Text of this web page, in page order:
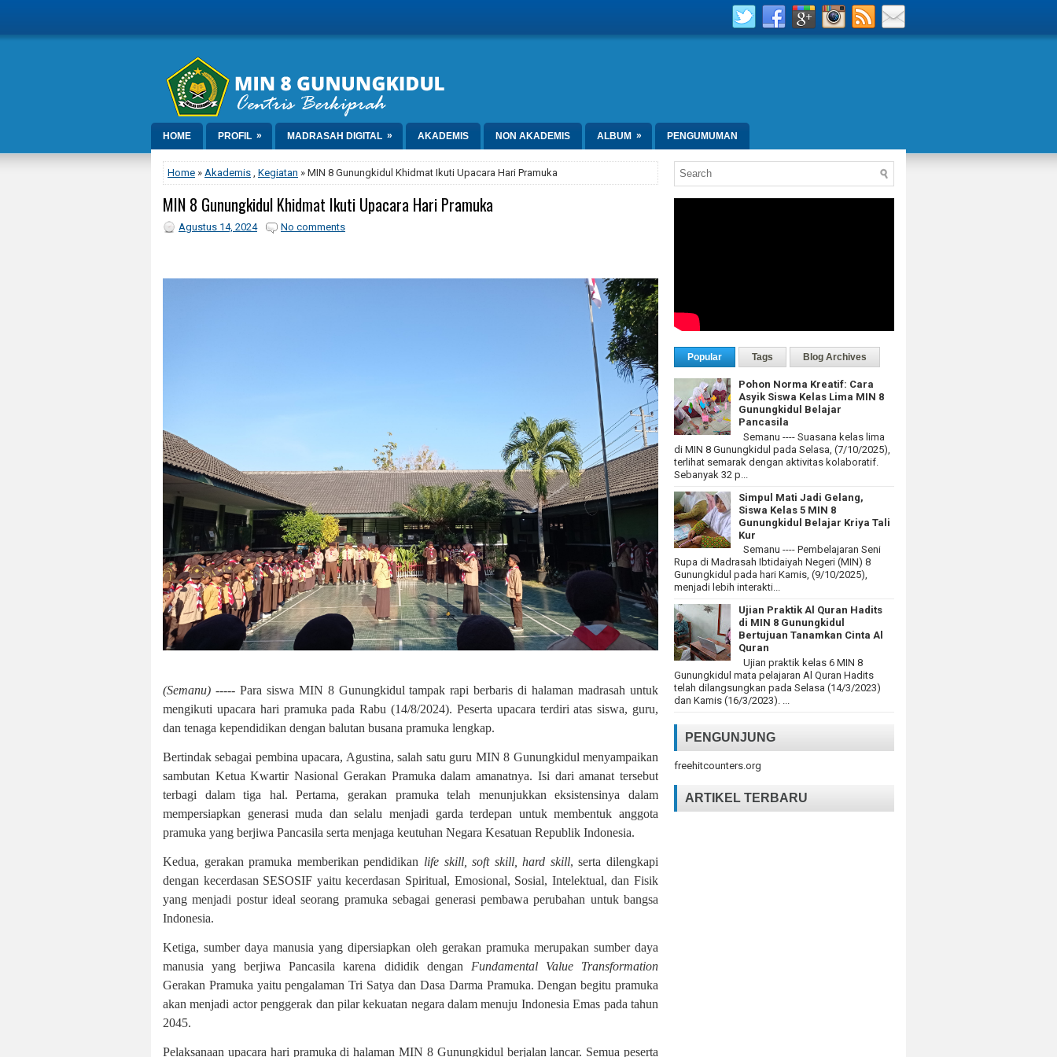
HOME PROFIL » MADRASAH DIGITAL » AKADEMIS NON AKADEMIS ALBUM » PENGUMUMAN
Home » Akademis , Kegiatan » MIN 8 Gunungkidul Khidmat Ikuti Upacara Hari Pramuka
MIN 8 Gunungkidul Khidmat Ikuti Upacara Hari Pramuka
Agustus 14, 2024 No comments
(Semanu) -----Para siswa MIN 8 Gunungkidul tampak rapi berbaris di halaman madrasah untuk
mengikuti upacara hari pramuka pada Rabu (14/8/2024). Peserta upacara terdiri atas siswa, guru,
dan tenaga kependidikan dengan balutan busana pramuka lengkap.
Bertindak sebagai pembina upacara, Agustina, salah satu guru MIN 8 Gunungkidul menyampaikan
sambutan Ketua Kwartir Nasional Gerakan Pramuka dalam amanatnya. Isi dari amanat tersebut
terbagi dalam tiga hal. Pertama, gerakan pramuka telah menunjukkan eksistensinya dalam
mempersiapkan generasi muda dan selalu menjadi garda terdepan untuk membentuk anggota
pramuka yang berjiwa Pancasila serta menjaga keutuhan Negara Kesatuan Republik Indonesia.
Kedua, gerakan pramuka memberikan pendidikan life skill, soft skill, hard skill, serta dilengkapi
dengan kecerdasan SESOSIF yaitu kecerdasan Spiritual, Emosional, Sosial, Intelektual, dan Fisik
yang menjadi postur ideal seorang pramuka sebagai generasi pembawa perubahan untuk bangsa
Indonesia.
Ketiga, sumber daya manusia yang dipersiapkan oleh gerakan pramuka merupakan sumber daya
manusia yang berjiwa Pancasila karena dididik dengan Fundamental Value Transformation
Gerakan Pramuka yaitu pengalaman Tri Satya dan Dasa Darma Pramuka. Dengan begitu pramuka
akan menjadi actor penggerak dan pilar kekuatan negara dalam menuju Indonesia Emas pada tahun
2045.
Pelaksanaan upacara hari pramuka di halaman MIN 8 Gunungkidul berjalan lancar. Semua peserta
Popular Tags Blog Archives
Pohon Norma Kreatif: Cara
Asyik Siswa Kelas Lima MIN 8
Gunungkidul Belajar
Pancasila
Semanu ---- Suasana kelas lima
di MIN 8 Gunungkidul pada Selasa, (7/10/2025),
terlihat semarak dengan aktivitas kolaboratif.
Sebanyak 32 p...
Simpul Mati Jadi Gelang,
Siswa Kelas 5 MIN 8
Gunungkidul Belajar Kriya Tali
Kur
Semanu ---- Pembelajaran Seni
Rupa di Madrasah Ibtidaiyah Negeri (MIN) 8
Gunungkidul pada hari Kamis, (9/10/2025),
menjadi lebih interakti...
Ujian Praktik Al Quran Hadits
di MIN 8 Gunungkidul
Bertujuan Tanamkan Cinta Al
Quran
Ujian praktik kelas 6 MIN 8
Gunungkidul mata pelajaran Al Quran Hadits
telah dilangsungkan pada Selasa (14/3/2023)
dan Kamis (16/3/2023). ...
PENGUNJUNG
freehitcounters.org
ARTIKEL TERBARU